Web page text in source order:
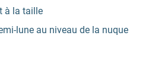
à la taille
lune au niveau de la nuque